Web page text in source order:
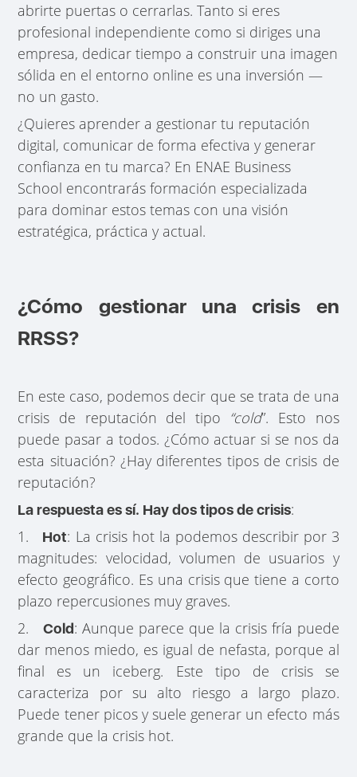
abrirte puertas o cerrarlas. Tanto si eres
profesional independiente como si diriges una
empresa, dedicar tiempo a construir una imagen
sólida en el entorno online es una inversión —
no un gasto.
¿Quieres aprender a gestionar tu reputación
digital, comunicar de forma efectiva y generar
confianza en tu marca? En ENAE Business
School encontrarás formación especializada
para dominar estos temas con una visión
estratégica, práctica y actual.
¿Cómo gestionar una crisis en
RRSS?
En este caso, podemos decir que se trata de una
crisis de reputación del tipo “cold”. Esto nos
puede pasar a todos. ¿Cómo actuar si se nos da
esta situación? ¿Hay diferentes tipos de crisis de
reputación?
La respuesta es sí. Hay dos tipos de crisis:
1.
Hot: La crisis hot la podemos describir por 3
magnitudes: velocidad, volumen de usuarios y
efecto geográfico. Es una crisis que tiene a corto
plazo repercusiones muy graves.
2.Cold: Aunque parece que la crisis fría puede
dar menos miedo, es igual de nefasta, porque al
final es un iceberg. Este tipo de crisis se
caracteriza por su alto riesgo a largo plazo.
Puede tener picos y suele generar un efecto más
grande que la crisis hot.